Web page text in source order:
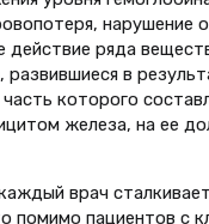
нарушение
ряда
в
которого
железа, на ее
врач
помимо пациентов с